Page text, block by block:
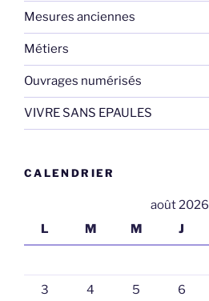
Mesures anciennes
Métiers
Ouvrages numérisés
VIVRE SANS EPAULES
CALENDRIER
août 2026
L
M M J
3 4 5 6